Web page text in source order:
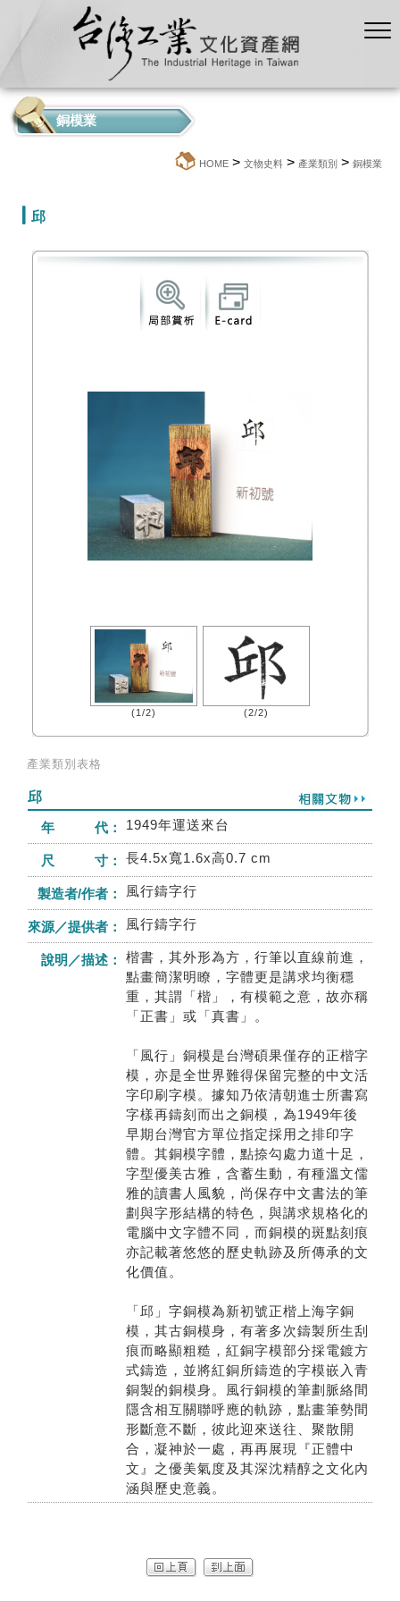
銅模業
HOME > 文物史料 > 產業類別 > 銅模業
邱
(1/2) (2/2)
產業類別表格
邱
年 代：
1949年運送來台
尺 寸： 長4.5x寬1.6x高0.7 cm
製造者/作者： 風行鑄字行
來源／提供者： 風行鑄字行
說明／描述：
楷書，其外形為方，行筆以直線前進，
點畫簡潔明瞭，字體更是講求均衡穩
重，其謂「楷」，有模範之意，故亦稱
「正書」或「真書」。
「風行」銅模是台灣碩果僅存的正楷字
模，亦是全世界難得保留完整的中文活
字印刷字模。據知乃依清朝進士所書寫
字樣再鑄刻而出之銅模，為1949年後
早期台灣官方單位指定採用之排印字
體。其銅模字體，點捺勾處力道十足，
字型優美古雅，含蓄生動，有種溫文儒
雅的讀書人風貌，尚保存中文書法的筆
劃與字形結構的特色，與講求規格化的
電腦中文字體不同，而銅模的斑點刻痕
亦記載著悠悠的歷史軌跡及所傳承的文
化價值。
「邱」字銅模為新初號正楷上海字銅
模，其古銅模身，有著多次鑄製所生刮
痕而略顯粗糙，紅銅字模部分採電鍍方
式鑄造，並將紅銅所鑄造的字模嵌入青
銅製的銅模身。風行銅模的筆劃脈絡間
隱含相互關聯呼應的軌跡，點畫筆勢間
形斷意不斷，彼此迎來送往、聚散開
合，凝神於一處，再再展現『正體中
文』之優美氣度及其深沈精醇之文化內
涵與歷史意義。